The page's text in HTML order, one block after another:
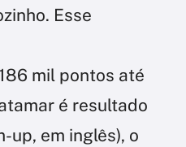
Esse
mil pontos até
é resultado
up, em inglês), o